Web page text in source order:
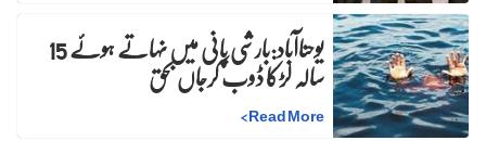
یوحناآباد:بارشی پانی میں نہاتے ہوئے 15 سالہ لڑکا ڈوب کرجاں بحق
Read More
>